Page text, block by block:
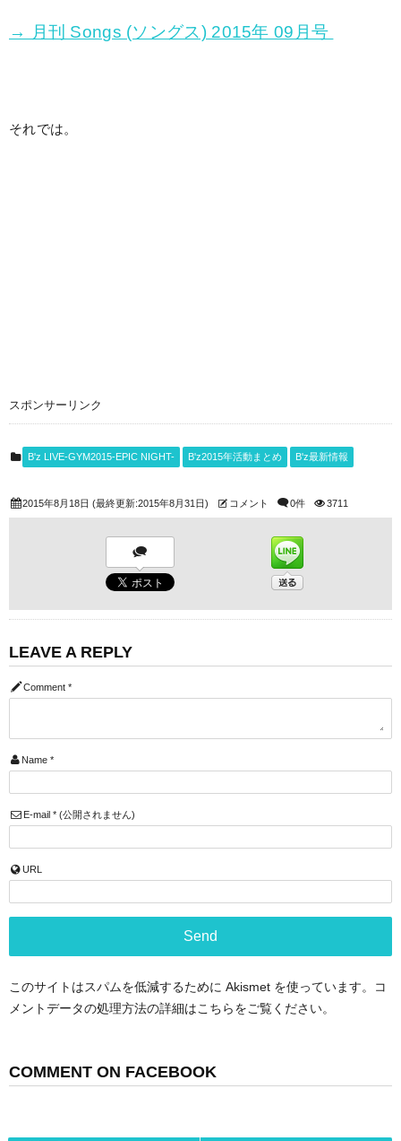
→ 月刊 Songs (ソングス) 2015年 09月号
それでは。
スポンサーリンク
B'z LIVE-GYM2015-EPIC NIGHT- B'z2015年活動まとめ B'z最新情報
2015年8月18日 (最終更新:2015年8月31日) コメント 0件 3711
LEAVE A REPLY
Comment *
Name *
E-mail *(公開されません)
URL
このサイトはスパムを低減するために Akismet を使っています。
コ
メントデータの処理方法の詳細はこちらをご覧ください。
COMMENT ON FACEBOOK